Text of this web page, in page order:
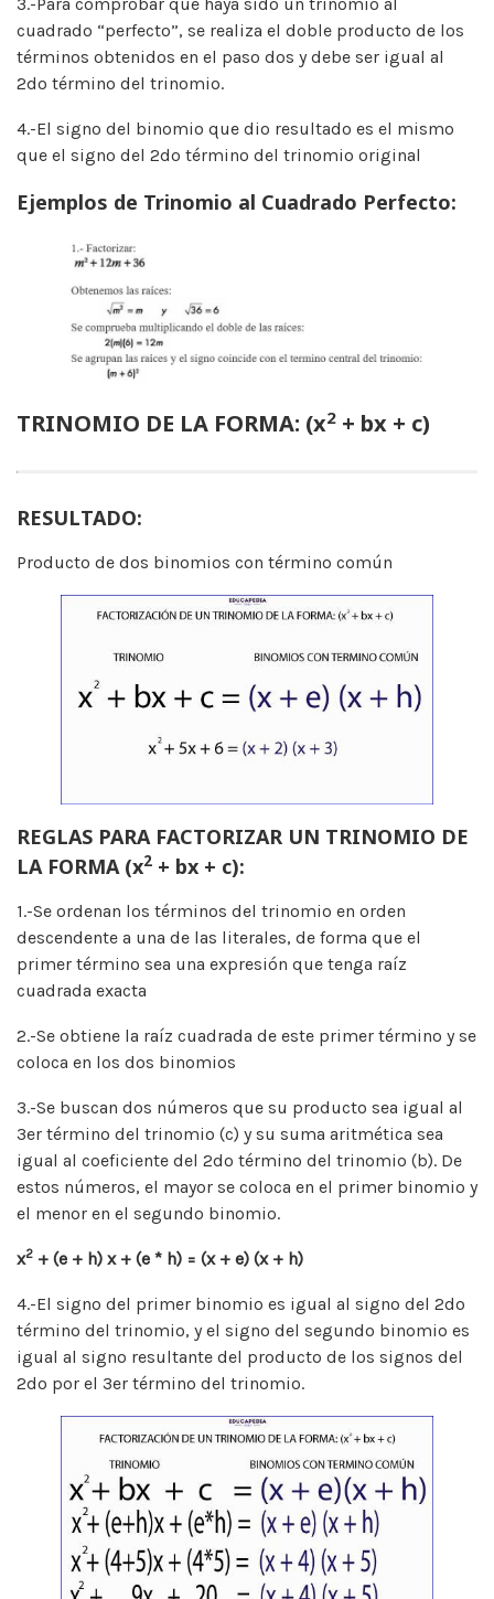
cuadrado “perfecto”, se realiza el doble producto de los
términos obtenidos en el paso dos y debe ser igual al
2do término del trinomio.
4.-El signo del binomio que dio resultado es el mismo
que el signo del 2do término del trinomio original
Ejemplos de Trinomio al Cuadrado Perfecto:
TRINOMIO DE LA FORMA: (x2 + bx + c)
RESULTADO:
Producto de dos binomios con término común
REGLAS PARA FACTORIZAR UN TRINOMIO DE
LA FORMA (x2 + bx + c):
1.-Se ordenan los términos del trinomio en orden
descendente a una de las literales, de forma que el
primer término sea una expresión que tenga raíz
cuadrada exacta
2.-Se obtiene la raíz cuadrada de este primer término y se
coloca en los dos binomios
3.-Se buscan dos números que su producto sea igual al
3er término del trinomio (c) y su suma aritmética sea
igual al coeficiente del 2do término del trinomio (b). De
estos números, el mayor se coloca en el primer binomio y
el menor en el segundo binomio.
x2 + (e + h) x + (e * h) = (x + e) (x + h)
4.-El signo del primer binomio es igual al signo del 2do
término del trinomio, y el signo del segundo binomio es
igual al signo resultante del producto de los signos del
2do por el 3er término del trinomio.